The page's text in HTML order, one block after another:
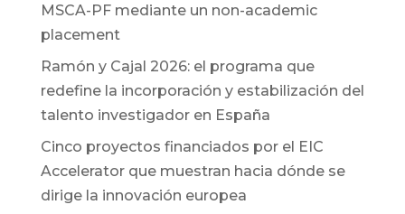
MSCA-PF mediante un non-academic
placement
Ramón y Cajal 2026: el programa que
redefine la incorporación y estabilización del
talento investigador en España
Cinco proyectos financiados por el EIC
Accelerator que muestran hacia dónde se
dirige la innovación europea